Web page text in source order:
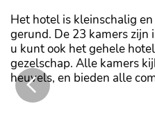
Het hotel is kleinschalig
gerund. De 23 kamers zijn
u kunt ook het gehele
gezelschap. Alle kamers
heuvels, en bieden alle
Cahkal hotel beschikt over